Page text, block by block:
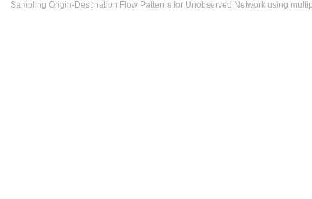
Sampling Origin-Destination Flow Patterns for Unobserved Network using